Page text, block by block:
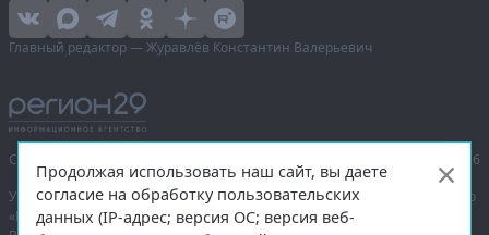
Главный редактор — Журавлёв Константин Валерьевич
Сетевое издание «Информационное агентство Регион 29»,
© 2016–2026
Учредитель — общество с ограниченной ответственностью «Агентство
«Правда Севера».
Продолжая использовать наш сайт, вы даете
согласие на обработку пользовательских
данных (IP-адрес; версия ОС; версия веб-